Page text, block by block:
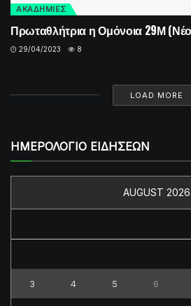
ΑΚΑΔΗΜΙΕΣ
Πρωταθλήτρια η Ομόνοια 29Μ
29/04/2023 8
LOAD MORE
ΗΜΕΡΟΛΟΓΙΟ ΕΙΔΗΣΕΩΝ
AUGUST 2026
3 4 5 6